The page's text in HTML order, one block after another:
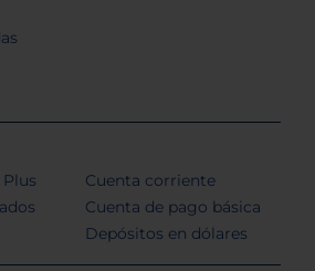
Cuenta corriente
Cuenta de pago básica
Depósitos en dólares